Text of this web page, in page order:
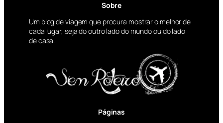
Sobre
Um blog de viagem que procura mostrar o melhor de
cada lugar, seja do outro lado do mundo ou do lado
de casa.
Páginas